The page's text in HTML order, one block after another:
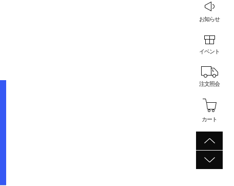
お知らせ
イベント
注文照会
カート